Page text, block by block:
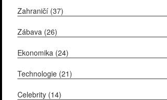
Zahraničí (37)
Zábava (26)
Ekonomika (24)
Technologie (21)
Celebrity (14)